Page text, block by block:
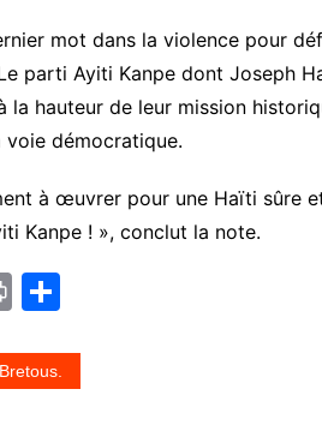
mot dans la violence pour
parti Ayiti Kanpe dont Joseph
la hauteur de leur mission
voie démocratique.
à œuvrer pour une Haïti sûre
Kanpe ! », conclut la note.
Pr
t
ta